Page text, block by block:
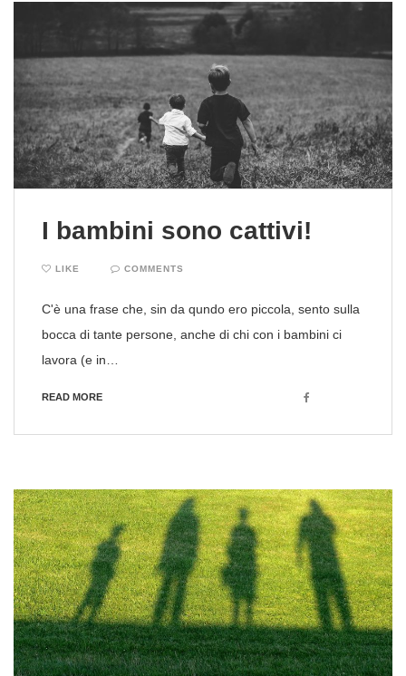
I bambini sono cattivi!
LIKE COMMENTS
C'è una frase che, sin da qundo ero piccola, sento sulla
bocca di tante persone, anche di chi con i bambini ci
lavora (e in…
READ MORE Facebook